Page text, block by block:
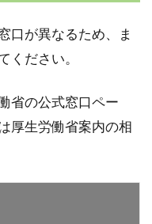
口が異なるため、ま
ください。
省の公式窓口ペー
厚生労働省案内の相